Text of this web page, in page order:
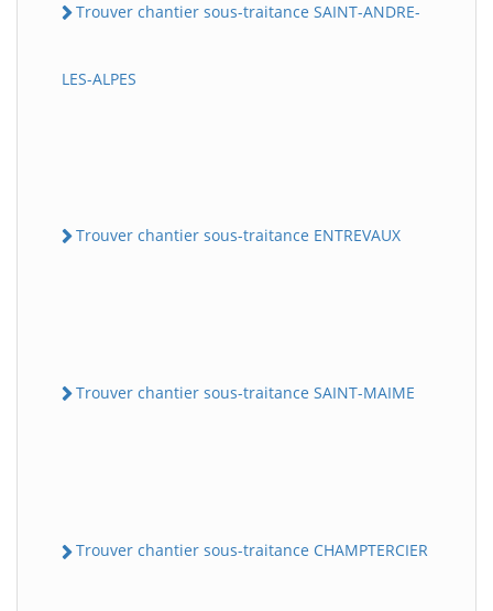
Trouver chantier sous-traitance SAINT-ANDRE-
LES-ALPES
Trouver chantier sous-traitance ENTREVAUX
Trouver chantier sous-traitance SAINT-MAIME
Trouver chantier sous-traitance CHAMPTERCIER